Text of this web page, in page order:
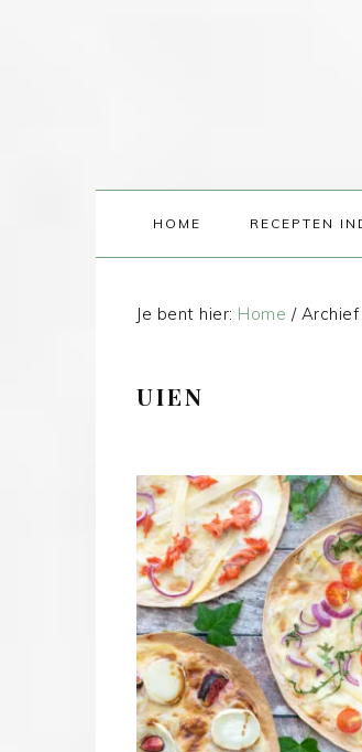
HOME RECEPTEN
Je bent hier: Home /Archief
UIEN